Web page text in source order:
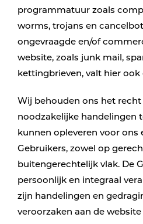
programmatuur zoals
worms, trojans en
ongevraagde en/of
website, zoals junk mail,
kettingbrieven, valt hier ook
Wij behouden ons het
noodzakelijke handelingen
kunnen opleveren voor ons
Gebruikers, zowel op
buitengerechtelijk vlak. De
persoonlijk en integraal
zijn handelingen en
veroorzaken aan de